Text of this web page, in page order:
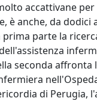
accattivane
è anche, da dodici
parte la
seconda affronta
di Perugia,